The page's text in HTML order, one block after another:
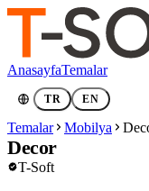
AnasayfaTemalar
TR EN
Temalar Mobilya
Decor
T-Soft